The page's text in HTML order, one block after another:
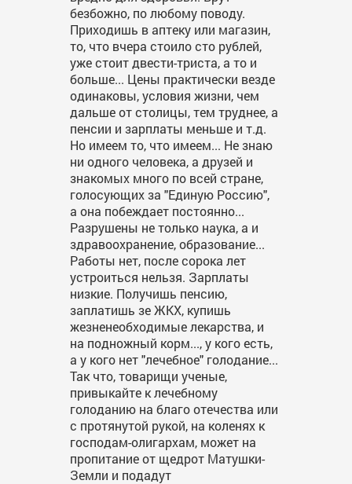
безбожно, по любому поводу.
Приходишь в аптеку или магазин,
то, что вчера стоило сто рублей,
уже стоит двести-триста, а то и
больше... Цены практически везде
одинаковы, условия жизни, чем
дальше от столицы, тем труднее, а
пенсии и зарплаты меньше и т.д.
Но имеем то, что имеем... Не знаю
ни одного человека, а друзей и
знакомых много по всей стране,
голосующих за "Единую Россию",
а она побеждает постоянно...
Разрушены не только наука, а и
здравоохранение, образование...
Работы нет, после сорока лет
устроиться нельзя. Зарплаты
низкие. Получишь пенсию,
заплатишь зе ЖКХ, купишь
жезненеобходимые лекарства, и
на подножный корм..., у кого есть,
а у кого нет "лечебное" голодание...
Так что, товарищи ученые,
привыкайте к лечебному
голоданию на благо отечества или
с протянутой рукой, на коленях к
господам-олигархам, может на
пропитание от щедрот Матушки-
Земли и подадут